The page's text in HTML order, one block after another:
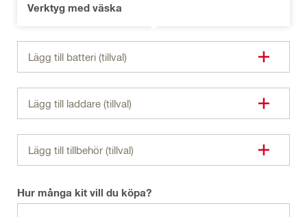
Verktyg med väska
Lägg till batteri (tillval)
Lägg till laddare (tillval)
Lägg till tillbehör (tillval)
Hur många kit vill du köpa?